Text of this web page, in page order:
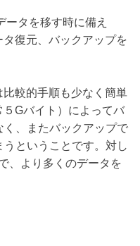
タを移す時に備え
復元、バックアップを
較的手順も少なく簡単
Gバイト）によってバ
く、またバックアップで
ということです。対し
、より多くのデータを